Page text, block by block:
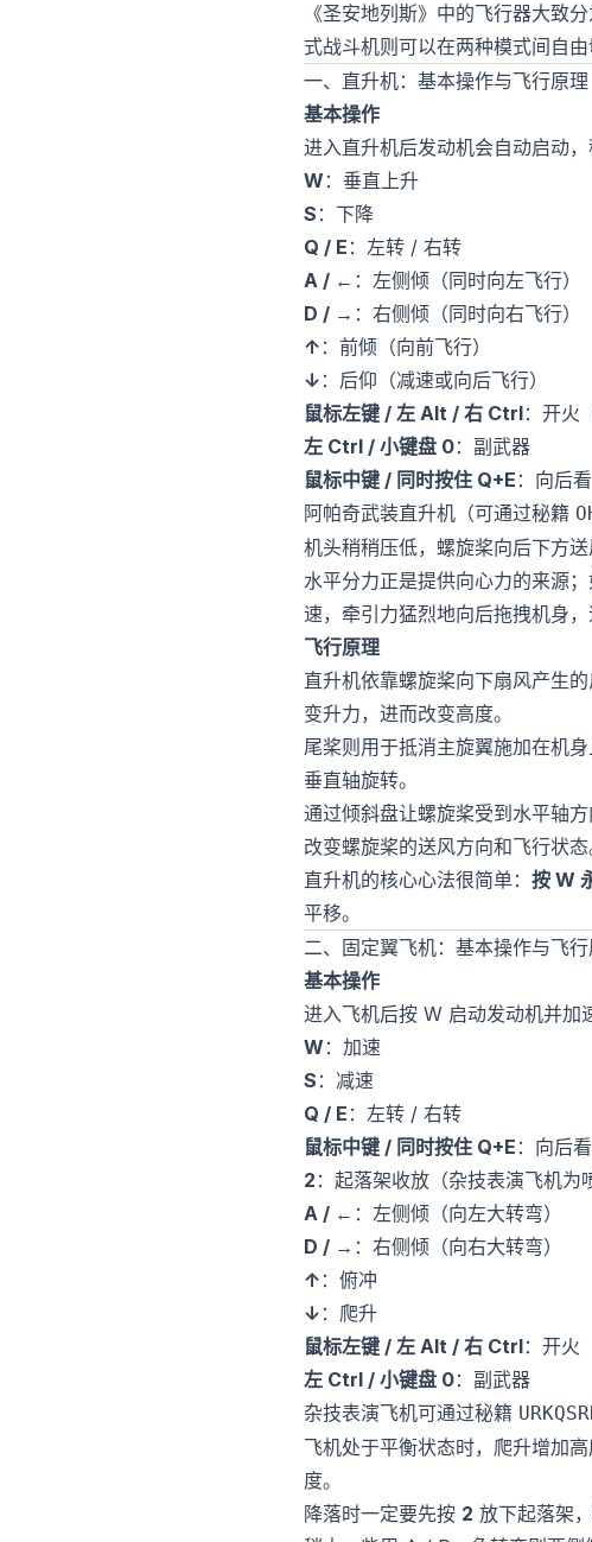
《圣安地列斯》中的飞行器大致分
式战斗机则可以在两种模式间自由
一、直升机：基本操作与飞行原理
基本操作
进入直升机后发动机会自动启动，
W ：垂直上升
S ：下降
Q / E ：左转 / 右转
A / ← ：左侧倾（同时向左飞行）
D / → ：右侧倾（同时向右飞行）
↑ ：前倾（向前飞行）
↓ ：后仰（减速或向后飞行）
鼠标左键 / 左 Alt / 右 Ctrl：开火
左 Ctrl / 小键盘 0：副武器
鼠标中键 / 同时按住 Q+E ：向后看
阿帕奇武装直升机（可通过秘籍
机头稍稍压低，螺旋桨向后下方
水平分力正是提供向心力的来源
速，牵引力猛烈地向后拖拽机身，
飞行原理
直升机依靠螺旋桨向下扇风产
变升力，进而改变高度。
尾桨则用于抵消主旋翼施加在机
垂直轴旋转。
通过倾斜盘让螺旋桨受到水平轴
改变螺旋桨的送风方向和飞行状态
直升机的核心心法很简单： 按 W
平移。
二、固定翼飞机：基本操作与飞
基本操作
进入飞机后按 W 启动发动机并加
W ：加速
S ：减速
Q / E ：左转 / 右转
鼠标中键 / 同时按住 Q+E ：向后看
2 ：起落架收放（杂技表演飞机为
A / ← ：左侧倾（向左大转弯）
D / → ：右侧倾（向右大转弯）
↑ ：俯冲
↓ ：爬升
鼠标左键 / 左 Alt / 右 Ctrl：开火
左 Ctrl / 小键盘 0：副武器
杂技表演飞机可通过秘籍
飞机处于平衡状态时，爬升增加
度。
降落时一定要先按 2 放下起落架